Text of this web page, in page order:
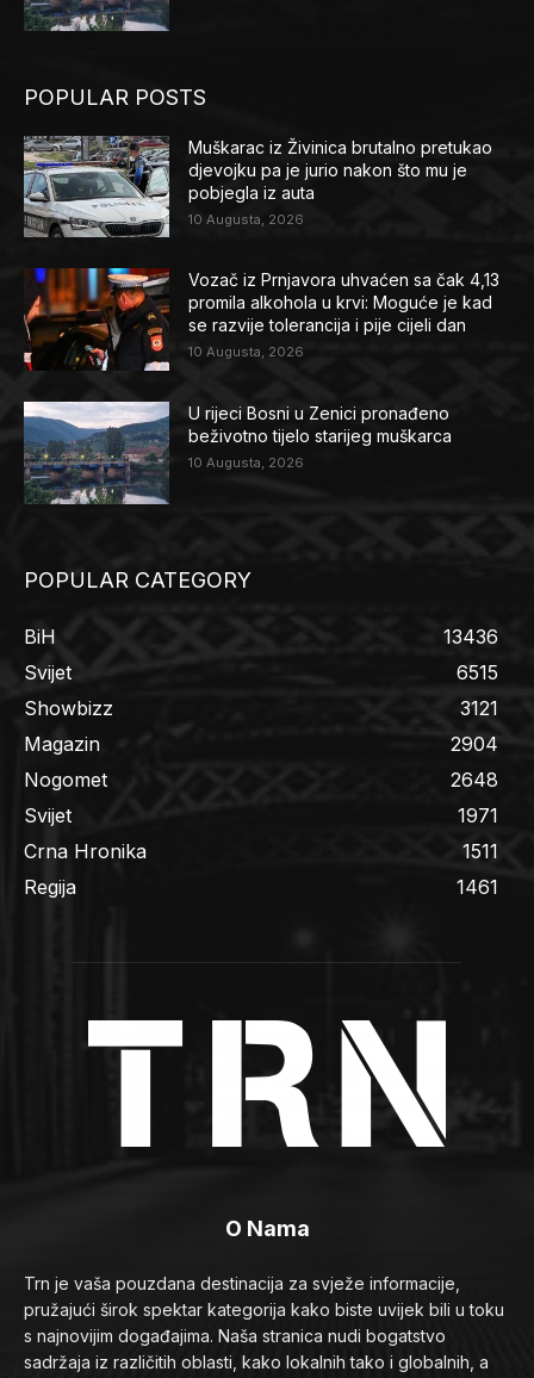
POPULAR POSTS
Muškarac iz Živinica brutalno pretukao
djevojku pa je jurio nakon što mu je
pobjegla iz auta
10 Augusta, 2026
Vozač iz Prnjavora uhvaćen sa čak 4,13
promila alkohola u krvi: Moguće je kad
se razvije tolerancija i pije cijeli dan
10 Augusta, 2026
U rijeci Bosni u Zenici pronađeno
beživotno tijelo starijeg muškarca
10 Augusta, 2026
POPULAR CATEGORY
BiH
13436
Svijet
6515
Showbizz
3121
Magazin
2904
Nogomet
2648
Svijet
1971
Crna Hronika
1511
Regija
1461
O Nama
Trn je vaša pouzdana destinacija za svježe informacije,
pružajući širok spektar kategorija kako biste uvijek bili u toku
s najnovijim događajima. Naša stranica nudi bogatstvo
sadržaja iz različitih oblasti, kako lokalnih tako i globalnih, a